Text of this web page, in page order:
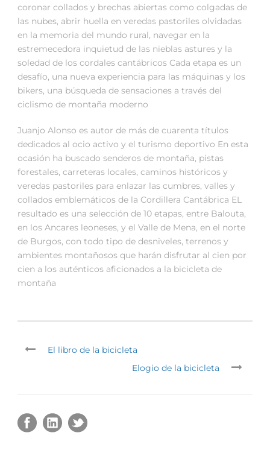
coronar collados y brechas abiertas como colgadas de
las nubes, abrir huella en veredas pastoriles olvidadas
en la memoria del mundo rural, navegar en la
estremecedora inquietud de las nieblas astures y la
soledad de los cordales cantábricos Cada etapa es un
desafío, una nueva experiencia para las máquinas y los
bikers, una búsqueda de sensaciones a través del
ciclismo de montaña moderno
Juanjo Alonso es autor de más de cuarenta títulos
dedicados al ocio activo y el turismo deportivo En esta
ocasión ha buscado senderos de montaña, pistas
forestales, carreteras locales, caminos históricos y
veredas pastoriles para enlazar las cumbres, valles y
collados emblemáticos de la Cordillera Cantábrica EL
resultado es una selección de 10 etapas, entre Balouta,
en los Ancares leoneses, y el Valle de Mena, en el norte
de Burgos, con todo tipo de desniveles, terrenos y
ambientes montañosos que harán disfrutar al cien por
cien a los auténticos aficionados a la bicicleta de
montaña
El libro de la bicicleta
Elogio de la bicicleta